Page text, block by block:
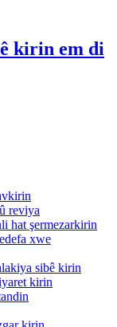
kirin em di